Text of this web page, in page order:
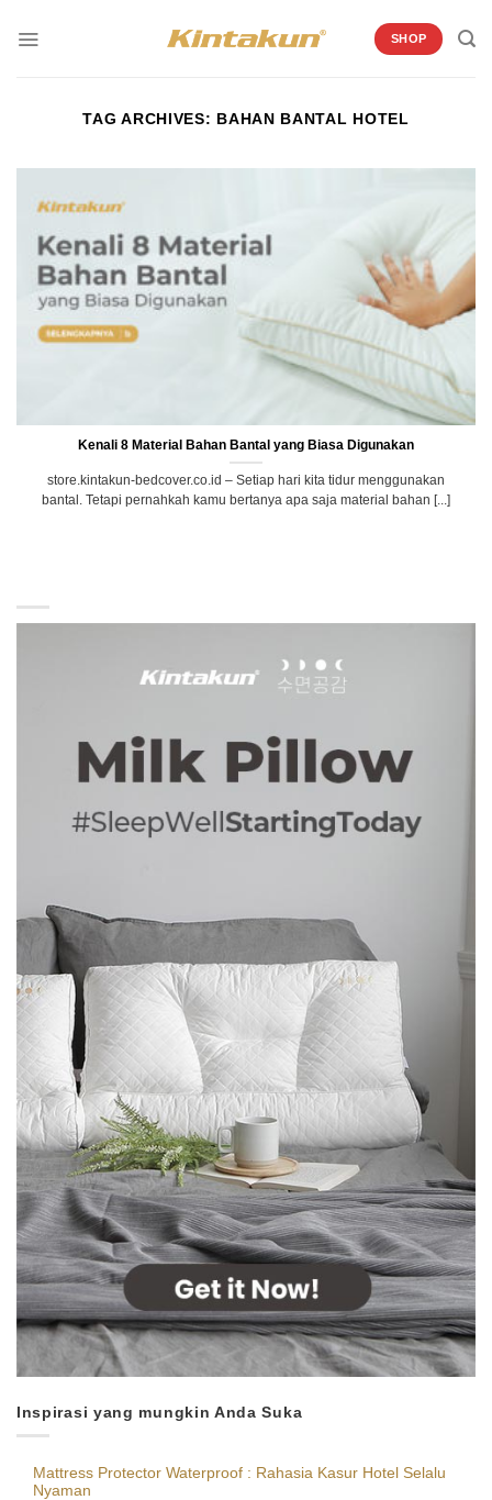
SHOP
TAG ARCHIVES: BAHAN BANTAL HOTEL
Kenali 8 Material Bahan Bantal yang Biasa Digunakan
store.kintakun-bedcover.co.id – Setiap hari kita tidur menggunakan
bantal. Tetapi pernahkah kamu bertanya apa saja material bahan [...]
Inspirasi yang mungkin Anda Suka
Mattress Protector Waterproof : Rahasia Kasur Hotel Selalu
Nyaman